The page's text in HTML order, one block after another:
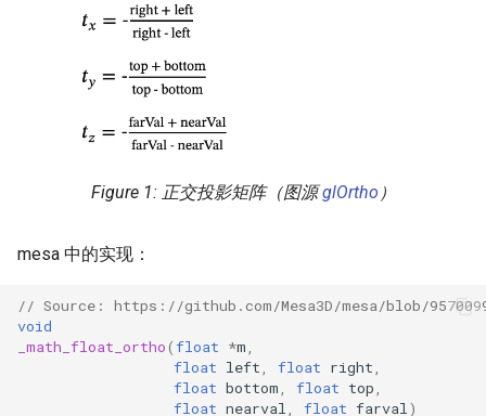
正交投影矩阵（图源glOrtho ）
mesa 中的实现：
// Source: https://github.com/Mesa3D/mesa/blob/
void
_math_float_ortho(float *m,
float left, float right,
float bottom, float top,
float nearval, float farval)